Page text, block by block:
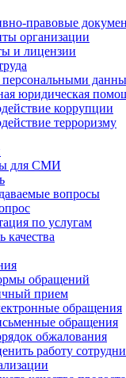
правовые
организации
и лицензии
персональными
юридическая
коррупции
терроризму
для СМИ
вопросы
по услугам
качества
обращений
прием
обращения
обращения
обжалования
работу